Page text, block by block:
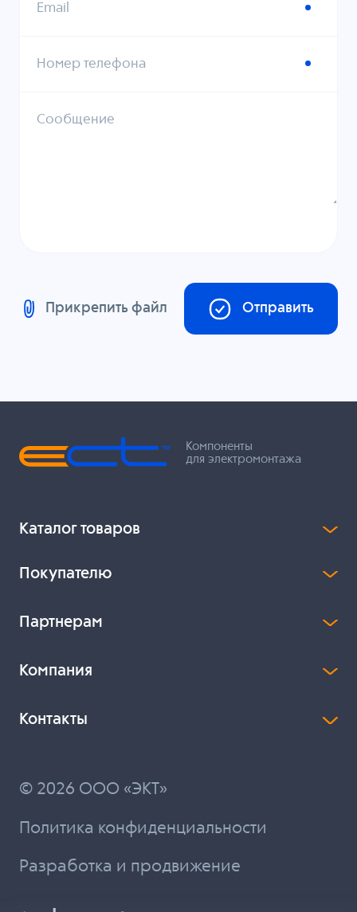
Email
Номер телефона
Сообщение
Прикрепить файл Отправить
Компоненты
для электромонтажа
Каталог товаров
Покупателю
Партнерам
Компания
Контакты
© 2026 ООО «ЭКТ»
Политика конфиденциальности
Разработка и продвижение